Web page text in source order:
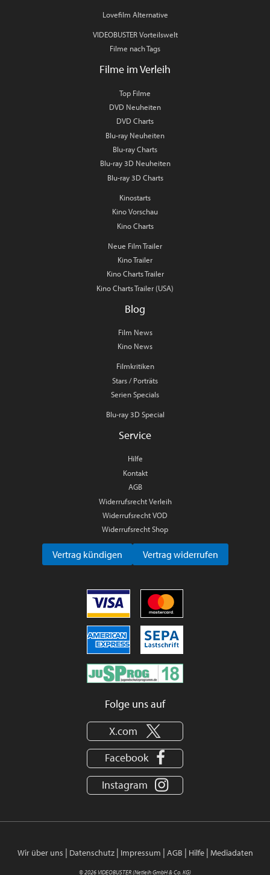
Lovefilm Alternative
VIDEOBUSTER Vorteilswelt
Filme nach Tags
Filme im Verleih
Top Filme
DVD Neuheiten
DVD Charts
Blu-ray Neuheiten
Blu-ray Charts
Blu-ray 3D Neuheiten
Blu-ray 3D Charts
Kinostarts
Kino Vorschau
Kino Charts
Neue Film Trailer
Kino Trailer
Kino Charts Trailer
Kino Charts Trailer (USA)
Blog
Film News
Kino News
Filmkritiken
Stars / Porträts
Serien Specials
Blu-ray 3D Special
Service
Hilfe
Kontakt
AGB
Widerrufsrecht Verleih
Widerrufsrecht VOD
Widerrufsrecht Shop
Vertrag kündigen Vertrag widerrufen
Folge uns auf
X.com
Facebook
Instagram
Wir über uns | Datenschutz| Impressum | AGB | Hilfe| Mediadaten
© 2026 VIDEOBUSTER (Netleih GmbH & Co. KG)